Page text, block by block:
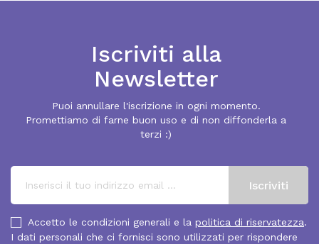
Iscriviti alla
Newsletter
Puoi annullare l'iscrizione in ogni momento.
Promettiamo di farne buon uso e di non diffonderla a
terzi :)
Accetto le condizioni generali e la politica di riservatezza.
I dati personali che ci fornisci sono utilizzati per rispondere